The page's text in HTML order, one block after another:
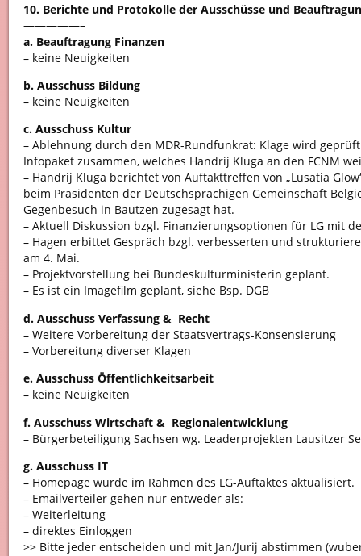
10. Berichte und Protokolle der Ausschüsse und
—————–
a. Beauftragung Finanzen
– keine Neuigkeiten
b. Ausschuss Bildung
– keine Neuigkeiten
c. Ausschuss Kultur
– Ablehnung durch den MDR-Rundfunkrat: Klage wird
Infopaket zusammen, welches Handrij Kluga an den FCNM
– Handrij Kluga berichtet von Auftakttreffen von „Lusatia
beim Präsidenten der Deutschsprachigen Gemeinschaft
Gegenbesuch in Bautzen zugesagt hat.
– Aktuell Diskussion bzgl. Finanzierungsoptionen für LG mit
– Hagen erbittet Gespräch bzgl. verbesserten und
am 4. Mai.
– Projektvorstellung bei Bundeskulturministerin geplant.
– Es ist ein Imagefilm geplant, siehe Bsp. DGB
d. Ausschuss Verfassung & Recht
– Weitere Vorbereitung der Staatsvertrags-Konsensierung
– Vorbereitung diverser Klagen
e. Ausschuss Öffentlichkeitsarbeit
– keine Neuigkeiten
f. Ausschuss Wirtschaft & Regionalentwicklung
– Bürgerbeteiligung Sachsen wg. Leaderprojekten Lausitzer
g. Ausschuss IT
– Homepage wurde im Rahmen des LG-Auftaktes aktualisiert.
– Emailverteiler gehen nur entweder als:
– Weiterleitung
– direktes Einloggen
>> Bitte jeder entscheiden und mit Jan/Jurij abstimmen